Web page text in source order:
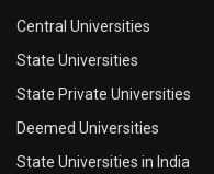
Central Universities
State Universities
State Private Universities
Deemed Universities
State Universities in India